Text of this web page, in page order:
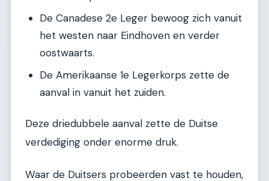
De Canadese 2e Leger bewoog zich vanuit
het westen naar Eindhoven en verder
oostwaarts.
De Amerikaanse 1e Legerkorps zette de
aanval in vanuit het zuiden.
Deze driedubbele aanval zette de Duitse
verdediging onder enorme druk.
Waar de Duitsers probeerden vast te houden,